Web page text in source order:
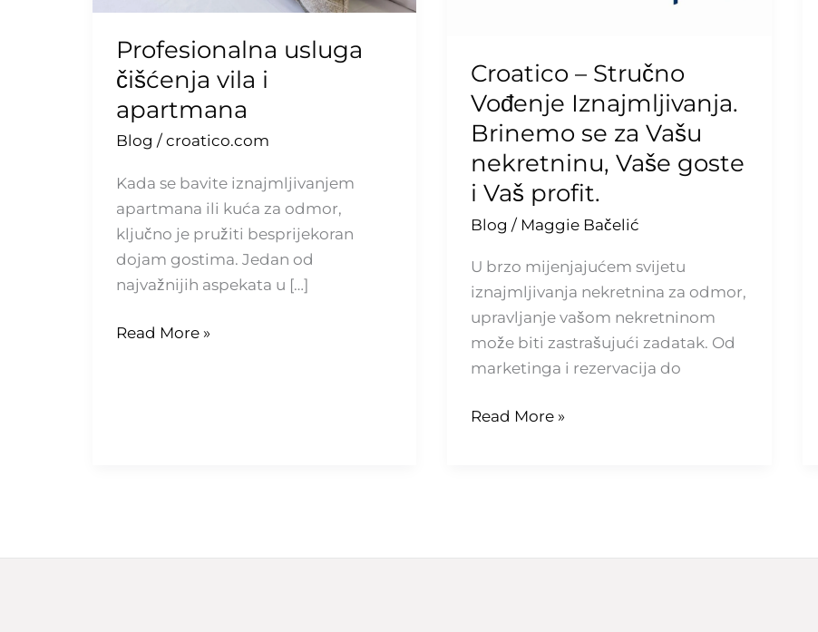
Profesionalna usluga
čišćenja vila i
apartmana
Blog / croatico.com
Kada se bavite iznajmljivanjem
apartmana ili kuća za odmor,
ključno je pružiti besprijekoran
dojam gostima. Jedan od
najvažnijih aspekata u […]
Read More »
Croatico – Stručno
Vođenje Iznajmljivanja.
Brinemo se za Vašu
nekretninu, Vaše goste
i Vaš profit.
Blog / Maggie Bačelić
U brzo mijenjajućem svijetu
iznajmljivanja nekretnina za odmor,
upravljanje vašom nekretninom
može biti zastrašujući zadatak. Od
marketinga i rezervacija do
Vaše
goste
Vaš
profit.
Read More »